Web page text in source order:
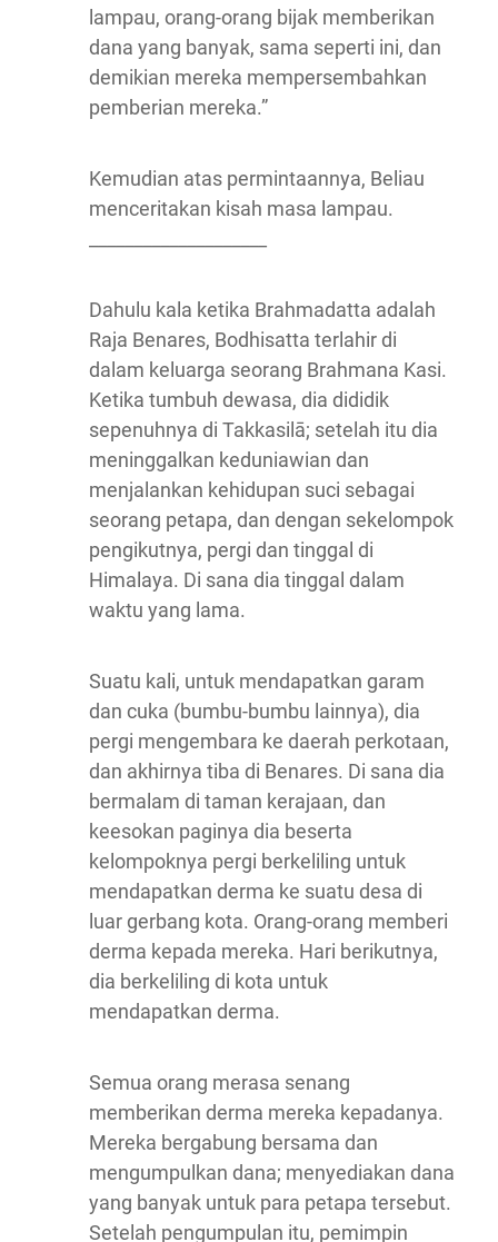
lampau, orang-orang bijak memberikan
dana yang banyak, sama seperti ini, dan
demikian mereka mempersembahkan
pemberian mereka.”
Kemudian atas permintaannya, Beliau
menceritakan kisah masa lampau.
Dahulu kala ketika Brahmadatta adalah
Raja Benares, Bodhisatta terlahir di
dalam keluarga seorang Brahmana Kasi.
Ketika tumbuh dewasa, dia dididik
sepenuhnya di Takkasilā; setelah itu dia
meninggalkan keduniawian dan
menjalankan kehidupan suci sebagai
seorang petapa, dan dengan sekelompok
pengikutnya, pergi dan tinggal di
Himalaya. Di sana dia tinggal dalam
waktu yang lama.
Suatu kali, untuk mendapatkan garam
dan cuka (bumbu-bumbu lainnya), dia
pergi mengembara ke daerah perkotaan,
dan akhirnya tiba di Benares. Di sana dia
bermalam di taman kerajaan, dan
keesokan paginya dia beserta
kelompoknya pergi berkeliling untuk
mendapatkan derma ke suatu desa di
luar gerbang kota. Orang-orang memberi
derma kepada mereka. Hari berikutnya,
dia berkeliling di kota untuk
mendapatkan derma.
Semua orang merasa senang
memberikan derma mereka kepadanya.
Mereka bergabung bersama dan
mengumpulkan dana; menyediakan dana
yang banyak untuk para petapa tersebut.
Setelah pengumpulan itu, pemimpin